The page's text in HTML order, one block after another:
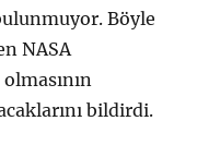
Böyle
NASA
bildirdi.